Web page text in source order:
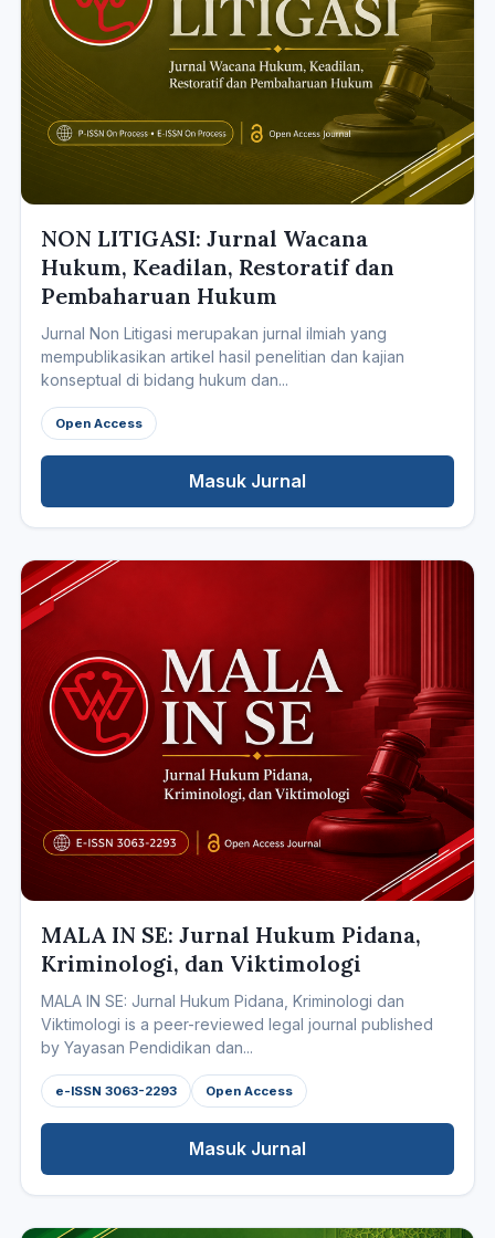
NON LITIGASI: Jurnal Wacana
Hukum, Keadilan, Restoratif dan
Pembaharuan Hukum
Jurnal Non Litigasi merupakan jurnal ilmiah yang
mempublikasikan artikel hasil penelitian dan kajian
konseptual di bidang hukum dan...
Open Access
Masuk Jurnal
MALA IN SE: Jurnal Hukum Pidana,
Kriminologi, dan Viktimologi
MALA IN SE: Jurnal Hukum Pidana, Kriminologi dan
Viktimologi is a peer-reviewed legal journal published
by Yayasan Pendidikan dan...
e-ISSN 3063-2293 Open Access
Masuk Jurnal